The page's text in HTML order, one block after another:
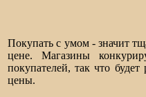
Покупать с умом - значит
цене. Магазины
покупателей, так что
цены.